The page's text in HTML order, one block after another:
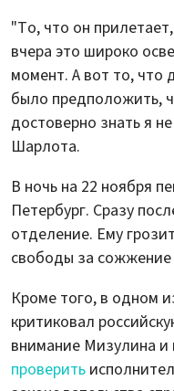
"То, что он
вчера это широко
момент. А вот то,
было предположить,
достоверно знать я
Шарлота.
В ночь на 22 ноября
Петербург. Сразу
отделение. Ему
свободы за сожжение
Кроме того, в одном
критиковал
внимание Мизулина
проверить